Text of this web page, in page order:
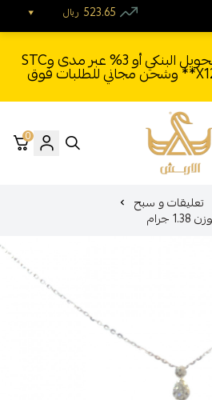
خصم يصل إلى 7.5% بالتحويل البنكي أو 3% عبر مدى وSTC
Pay + خصم بكود **X123** وشحن مجاني للطلبات فوق
الأربش للذهب
0
تعليقات و سبح
ريال 523.65